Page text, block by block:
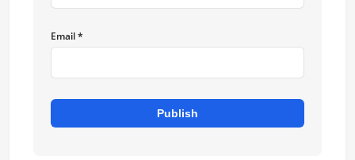
Email *
Publish